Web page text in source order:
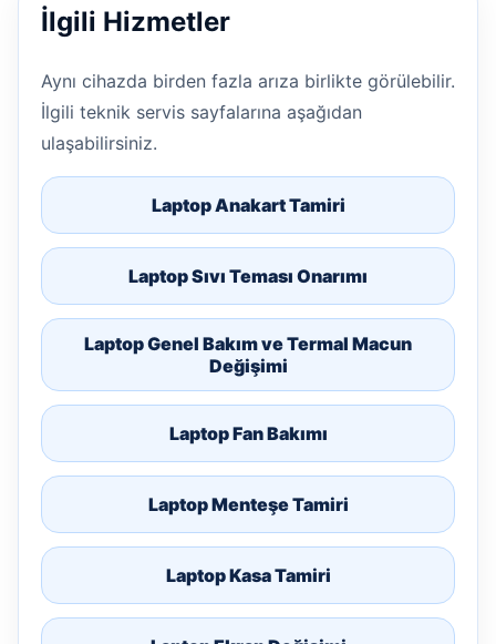
İlgili Hizmetler
Aynı cihazda birden fazla arıza birlikte görülebilir.
İlgili teknik servis sayfalarına aşağıdan
ulaşabilirsiniz.
Laptop Anakart Tamiri
Laptop Sıvı Teması Onarımı
Laptop Genel Bakım ve Termal Macun
Değişimi
Laptop Fan Bakımı
Laptop Menteşe Tamiri
Laptop Kasa Tamiri